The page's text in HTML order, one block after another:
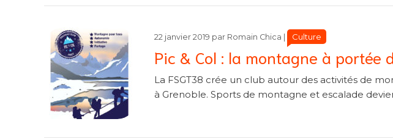
Pic & Col : la montagne à portée
22 janvier 2019 par Romain Chica Catégories
Catégories
Culture
La FSGT38 crée un club autour des activités de
à Grenoble. Sports de montagne et escalade